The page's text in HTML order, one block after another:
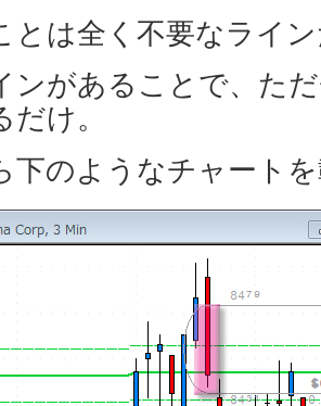
とは全く不要なライ
ンがあることで、た
だけ。
下のようなチャート